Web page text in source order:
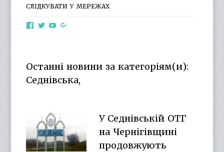
СЛІДКУВАТИ У МЕРЕЖАХ
ViewViewView
YouTube
Останні новини за категоріям(и):
Седнівська,
У Седнівській ОТГ
на Чернігівщині
продовжують